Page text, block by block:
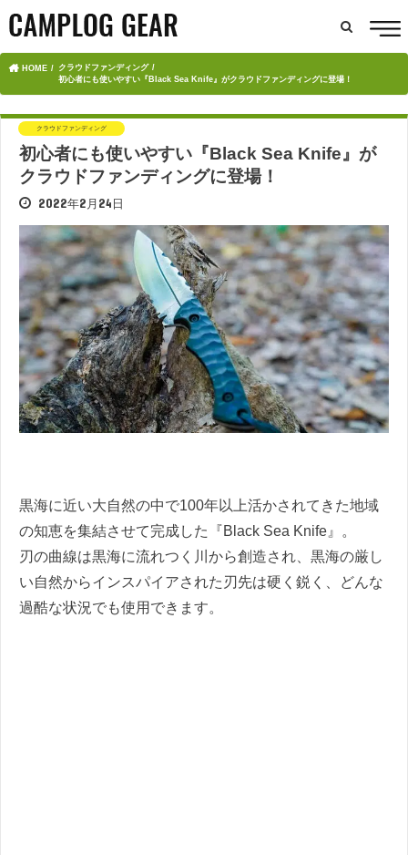
HOME
クラウドファンディング
初心者にも使いやすい『Black Sea Knife』がクラウドファンディングに登場！
クラウドファンディング
初心者にも使いやすい『Black Sea Knife』が
クラウドファンディングに登場！
2022年2月24日
黒海に近い大自然の中で100年以上活かされてきた地域
の知恵を集結させて完成した『Black Sea Knife』。
刃の曲線は黒海に流れつく川から創造され、黒海の厳し
い自然からインスパイアされた刃先は硬く鋭く、どんな
過酷な状況でも使用できます。